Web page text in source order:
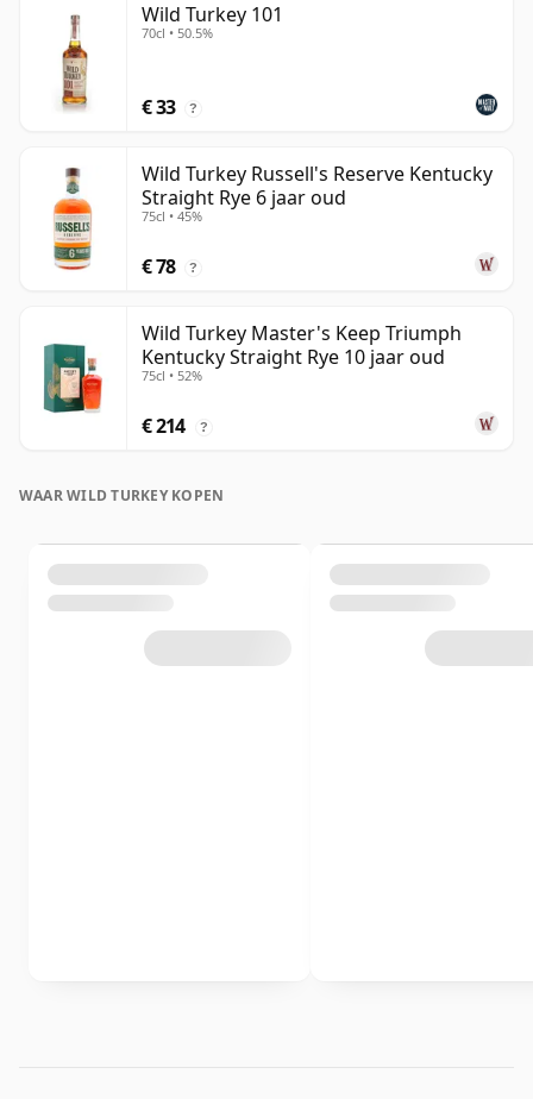
Wild Turkey 101
70cl • 50.5%
€ 33 ?
Wild Turkey Russell's Reserve Kentucky
Straight Rye 6 jaar oud
75cl • 45%
€ 78 ?
Wild Turkey Master's Keep Triumph
Kentucky Straight Rye 10 jaar oud
75cl • 52%
€ 214 ?
WAAR WILD TURKEY KOPEN